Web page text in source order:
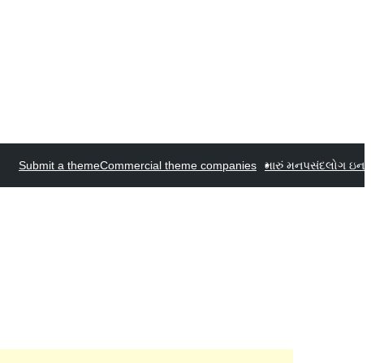
Submit a themeCommercial theme companies મારું મનપસંદલોગ ઇન